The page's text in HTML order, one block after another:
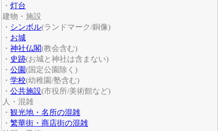
・ 灯台
建物・施設
・ シンボル(ランドマーク/銅像)
・ お城
・ 神社仏閣(教会含む)
・ 史跡(お城と神社は含まない)
・ 公園(国定公園除く)
・ 学校(幼稚園/塾含む)
・ 公共施設(市役所/美術館など)
人・混雑
・ 観光地・名所の混雑
・ 繁華街・商店街の混雑